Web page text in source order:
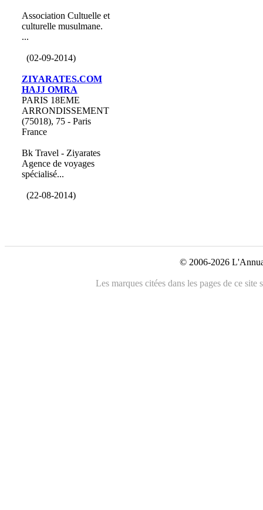
Association Cultuelle et
culturelle musulmane.
...
(02-09-2014)
ZIYARATES.COM
HAJJ OMRA
PARIS 18EME
ARRONDISSEMENT
(75018), 75 - Paris
France
Bk Travel - Ziyarates
Agence de voyages
spécialisé...
(22-08-2014)
© 2006-2026
Les marques citées dans les pages de ce